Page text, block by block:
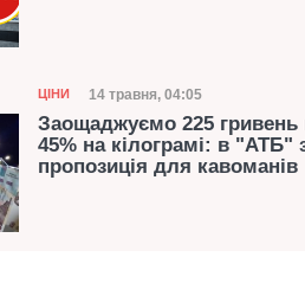
Категорія
ЦІНИ Дата публікації
14 травня, 04:05
Заощаджуємо 225 гривень
45% на кілограмі: в "АТБ"
пропозиція для кавоманів